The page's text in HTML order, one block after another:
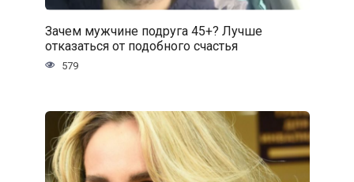
Зачем мужчине подруга 45+? Лучше
отказаться от подобного счастья
579